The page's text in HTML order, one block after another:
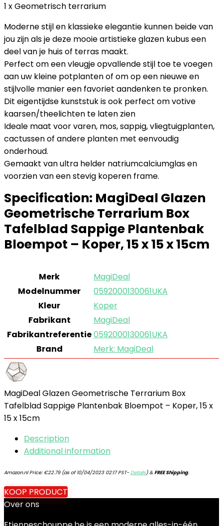
1 x Geometrisch terrarium
Moderne stijl en klassieke elegantie kunnen beide van
jou zijn als je deze mooie artistieke glazen kubus een
deel van je huis of terras maakt.
Perfect om een vleugje opvallende stijl toe te voegen
aan uw kleine potplanten of om op een nieuwe en
stijlvolle manier een favoriet aandenken te pronken.
Dit eigentijdse kunststuk is ook perfect om votive
kaarsen/theelichten te laten zien
Ideale maat voor varen, mos, sappig, vliegtuigplanten,
cactussen of andere planten met eenvoudig
onderhoud.
Gemaakt van ultra helder natriumcalciumglas en
voorzien van een stevig koperen frame.
Specification: MagiDeal Glazen
Geometrische Terrarium Box
Tafelblad Sappige Plantenbak
Bloempot – Koper, 15 x 15 x 15cm
Merk
‎MagiDeal
Modelnummer
‎0592000130061UKA
Kleur
‎Koper
Fabrikant
‎MagiDeal
Fabrikantreferentie‎0592000130061UKA
Brand
Merk: MagiDeal
MagiDeal Glazen Geometrische Terrarium Box
Tafelblad Sappige Plantenbak Bloempot – Koper, 15 x
15 x 15cm
Description
Additional information
Amazon.nl Price: €22.79(as of 10/04/2023 02:17 PST-Details)&FREE Shipping.
KOOP PRODUCT
Over ons